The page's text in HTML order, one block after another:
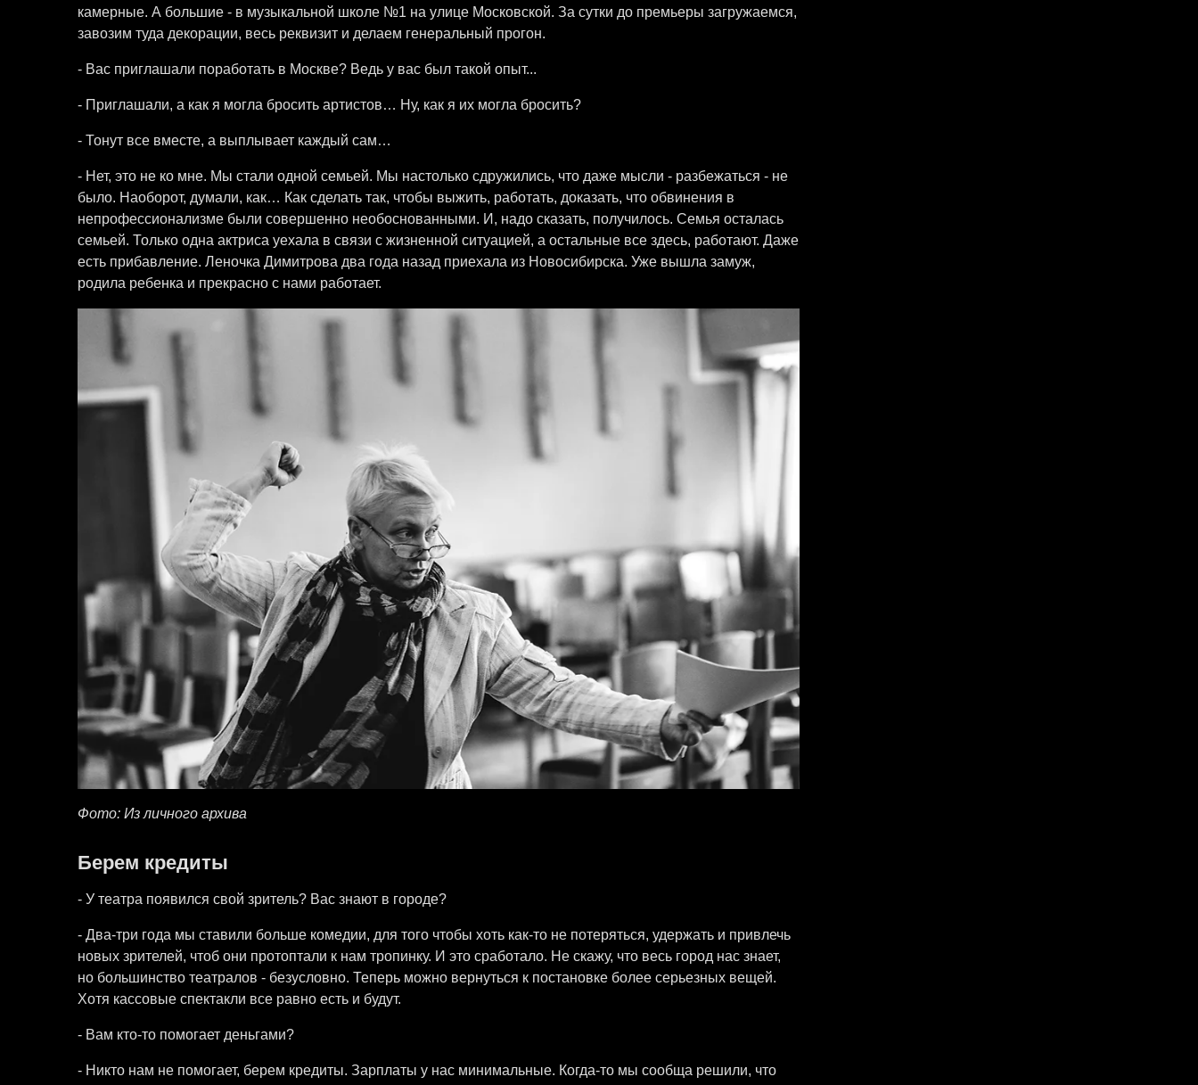
камерные. А большие - в музыкальной школе №1 на улице Московской. За сутки до премьеры загружаемся,
завозим туда декорации, весь реквизит и делаем генеральный прогон.
- Вас приглашали поработать в Москве? Ведь у вас был такой опыт...
- Приглашали, а как я могла бросить артистов… Ну, как я их могла бросить?
- Тонут все вместе, а выплывает каждый сам…
- Нет, это не ко мне. Мы стали одной семьей. Мы настолько сдружились, что даже мысли - разбежаться - не
было. Наоборот, думали, как… Как сделать так, чтобы выжить, работать, доказать, что обвинения в
непрофессионализме были совершенно необоснованными. И, надо сказать, получилось. Семья осталась
семьей. Только одна актриса уехала в связи с жизненной ситуацией, а остальные все здесь, работают. Даже
есть прибавление. Леночка Димитрова два года назад приехала из Новосибирска. Уже вышла замуж,
родила ребенка и прекрасно с нами работает.
Фото: Из личного архива
Берем кредиты
- У театра появился свой зритель? Вас знают в городе?
- Два-три года мы ставили больше комедии, для того чтобы хоть как-то не потеряться, удержать и привлечь
новых зрителей, чтоб они протоптали к нам тропинку. И это сработало. Не скажу, что весь город нас знает,
но большинство театралов - безусловно. Теперь можно вернуться к постановке более серьезных вещей.
Хотя кассовые спектакли все равно есть и будут.
- Вам кто-то помогает деньгами?
- Никто нам не помогает, берем кредиты. Зарплаты у нас минимальные. Когда-то мы сообща решили, что